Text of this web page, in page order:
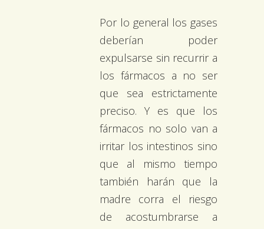
Por lo general los gases
deberían poder
expulsarse sin recurrir a
los fármacos a no ser
que sea estrictamente
preciso. Y es que los
fármacos no solo van a
irritar los intestinos sino
que al mismo tiempo
también harán que la
madre corra el riesgo
de acostumbrarse a